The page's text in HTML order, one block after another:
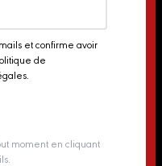
et confirme avoir
de
moment en cliquant